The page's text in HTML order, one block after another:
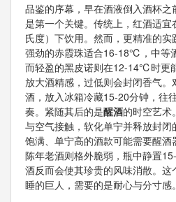
品鉴的序幕，早在酒液倒入酒杯之
是第一个关键。传统上，红酒适
氏度）下饮用。然而，更精准的
强劲的赤霞珠适合16-18℃，中等
而轻盈的黑皮诺则在12-14℃时更
放大酒精感，过低则会封闭香气
酒，放入冰箱冷藏15-20分钟，往
奏。紧随其后的是醒酒的时空艺术
与空气接触，软化单宁并释放封
饱满、单宁高的酒款可能需要醒
陈年老酒则格外脆弱，瓶中静置
酒反而会使其珍贵的风味消散。
睡的巨人，需要的是耐心与分寸感。